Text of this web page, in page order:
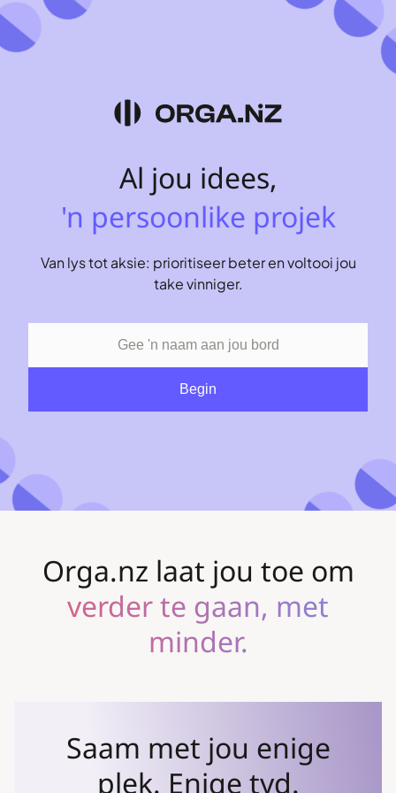
Al jou idees,
'n professionele projek
'n persoonlike projek
georganiseerd
gedeel
vasgevang
verdeel
georganiseerd
gedeel
vasgevang
verdeel
Van lys tot aksie: prioritiseer beter en voltooi jou
take vinniger.
Begin
Orga.nz laat jou toe om
verder te gaan, met
minder.
Saam met jou enige
plek. Enige tyd.